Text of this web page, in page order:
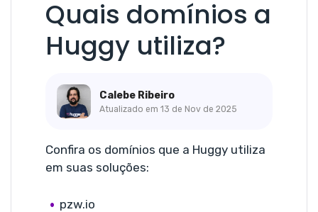
Quais domínios a
Huggy utiliza?
Calebe Ribeiro
Atualizado em 13 de Nov de 2025
Confira os domínios que a Huggy utiliza
em suas soluções:
pzw.io